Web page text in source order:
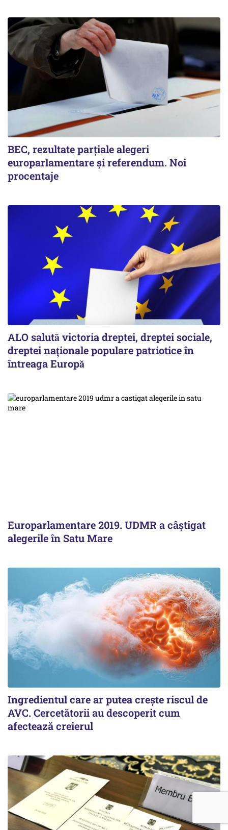
BEC, rezultate parțiale alegeri
europarlamentare și referendum. Noi
procentaje
ALO salută victoria dreptei, dreptei sociale,
dreptei naţionale populare patriotice în
întreaga Europă
Europarlamentare 2019. UDMR a câștigat
alegerile în Satu Mare
Ingredientul care ar putea crește riscul de
AVC. Cercetătorii au descoperit cum
afectează creierul